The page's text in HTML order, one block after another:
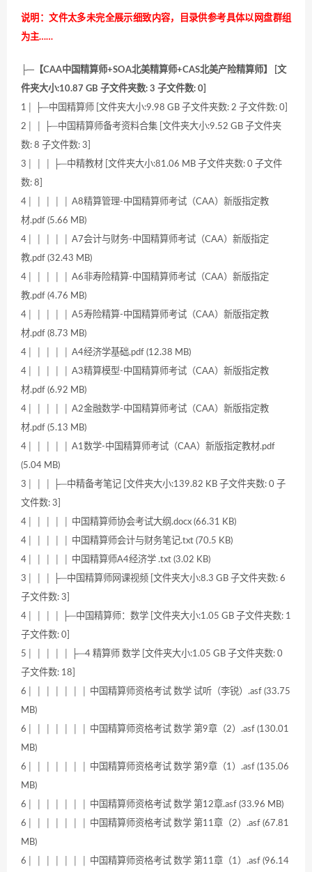
说明：文件太多未完全展示细致内容，目录供参考具体以网盘群组
为主……
├─【CAA中国精算师+SOA北美精算师+CAS北美产险精算师】 [文
件夹大小:10.87 GB 子文件夹数: 3 子文件数: 0]
1│ ├─中国精算师 [文件夹大小:9.98 GB 子文件夹数: 2 子文件数: 0]
2│ │ ├─中国精算师备考资料合集 [文件夹大小:9.52 GB 子文件夹
数: 8 子文件数: 3]
3│ │ │ ├─中精教材 [文件夹大小:81.06 MB 子文件夹数: 0 子文件
数: 8]
4│ │ │ │ │ A8精算管理-中国精算师考试（CAA）新版指定教
材.pdf (5.66 MB)
4│ │ │ │ │ A7会计与财务-中国精算师考试（CAA）新版指定
教.pdf (32.43 MB)
4│ │ │ │ │ A6非寿险精算-中国精算师考试（CAA）新版指定
教.pdf (4.76 MB)
4│ │ │ │ │ A5寿险精算-中国精算师考试（CAA）新版指定教
材.pdf (8.73 MB)
4│ │ │ │ │ A4经济学基础.pdf (12.38 MB)
4│ │ │ │ │ A3精算模型-中国精算师考试（CAA）新版指定教
材.pdf (6.92 MB)
4│ │ │ │ │ A2金融数学-中国精算师考试（CAA）新版指定教
材.pdf (5.13 MB)
4│ │ │ │ │ A1数学-中国精算师考试（CAA）新版指定教材.pdf
(5.04 MB)
3│ │ │ ├─中精备考笔记 [文件夹大小:139.82 KB 子文件夹数: 0 子
文件数: 3]
4│ │ │ │ │ 中国精算师协会考试大纲.docx (66.31 KB)
4│ │ │ │ │ 中国精算师会计与财务笔记.txt (70.5 KB)
4│ │ │ │ │ 中国精算师A4经济学 .txt (3.02 KB)
3│ │ │ ├─中国精算师网课视频 [文件夹大小:8.3 GB 子文件夹数: 6
子文件数: 3]
4│ │ │ │ ├─中国精算师：数学 [文件夹大小:1.05 GB 子文件夹数: 1
子文件数: 0]
5│ │ │ │ │ ├─4 精算师 数学 [文件夹大小:1.05 GB 子文件夹数: 0
子文件数: 18]
6│ │ │ │ │ │ │ 中国精算师资格考试 数学 试听（李锐）.asf (33.75
MB)
6│ │ │ │ │ │ │ 中国精算师资格考试 数学 第9章（2）.asf (130.01
MB)
6│ │ │ │ │ │ │ 中国精算师资格考试 数学 第9章（1）.asf (135.06
MB)
6│ │ │ │ │ │ │ 中国精算师资格考试 数学 第12章.asf (33.96 MB)
6│ │ │ │ │ │ │ 中国精算师资格考试 数学 第11章（2）.asf (67.81
MB)
6│ │ │ │ │ │ │ 中国精算师资格考试 数学 第11章（1）.asf (96.14